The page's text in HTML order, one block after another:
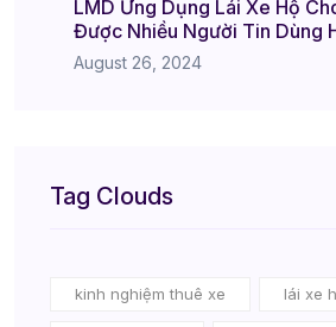
LMD Ứng Dụng Lái Xe Hộ
Được Nhiều Người Tin Dùng
August 26, 2024
Tag Clouds
kinh nghiệm thuê xe lái xe